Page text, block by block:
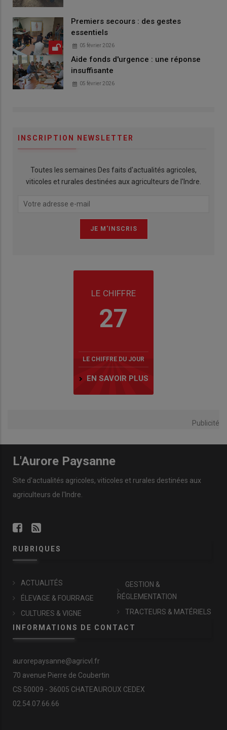
Premiers secours : des gestes
essentiels
05 février 2026
Aide fonds d'urgence : une réponse
insuffisante
05 février 2026
INSCRIPTION NEWSLETTER
Toutes les semaines Des faits d'actualités agricoles,
viticoles et rurales destinées aux agriculteurs de l'Indre.
LE CHIFFRE
27
LE CHIFFRE DU JOUR
EN SAVOIR PLUS
Publicité
L'Aurore Paysanne
Site d'actualités agricoles, viticoles et rurales destinées aux
agriculteurs de l'Indre.
RUBRIQUES
ACTUALITÉS
ÉLEVAGE & FOURRAGE
CULTURES & VIGNE
GESTION &
RÉGLEMENTATION
TRACTEURS & MATÉRIELS
INFORMATIONS DE CONTACT
aurorepaysanne@agricvl.fr
70 avenue Pierre de Coubertin
CS 50009 - 36005 CHATEAUROUX CEDEX
02.54.07.66.66